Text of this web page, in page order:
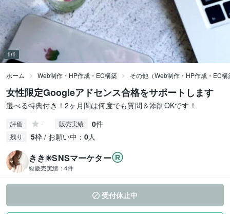
1/1
ホーム Web制作・HP作成・EC構築 その他（Web制作・HP作成・EC構
女性限定Googleアドセンス合格をサポートします
選べる特典付き！2ヶ月間は何度でも質問＆添削OKです！
評価 - 販売実績 0件
残り 5枠 / お願い中： 0人
きき✳︎SNSマーケター
総販売実績： 4件
受付休止中